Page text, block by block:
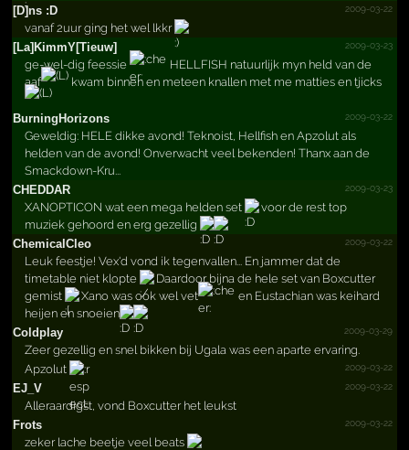
[D]ns :D
2009-03-22
vanaf 2uur ging het wel lkkr
[La]Ki­mmY[Ti­euw]
2009-03-23
ge-wel-dig feessie
HELLFISH natuurlijk myn held van de
aaf
kwam binnen en meteen knallen met me matties en tjicks
Burnin­gHoriz­ons 2009-03-22
Geweldig: HELE dikke avond! Teknoist, Hellfish en Apzolut als
helden van de avond! Onverwacht veel bekenden! Thanx aan de
Smackdown-Kru...
CHEDDAR
2009-03-23
XANOPTICON wat een mega helden set
voor de rest top
muziek gehoord en erg gezellig
ChemicalCleo
2009-03-22
Leuk feestje! Vex'd vond ik tegenvallen... En jammer dat de
timetable niet klopte
Daardoor bijna de hele set van Boxcutter
gemist
Xano was ook wel vet
en Eustachian was keihard
heijen en snoeien
Coldplay
2009-03-29
Zeer gezellig en snel bikken bij Ugala was een aparte ervaring.
2009-03-22
Apzolut
EJ_V
2009-03-22
Alleraardigst, vond Boxcutter het leukst
Frots
2009-03-22
zeker lache beetje veel beats